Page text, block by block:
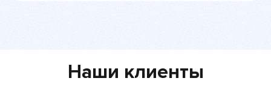
Наши клиенты